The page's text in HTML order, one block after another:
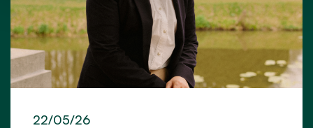
22/05/26